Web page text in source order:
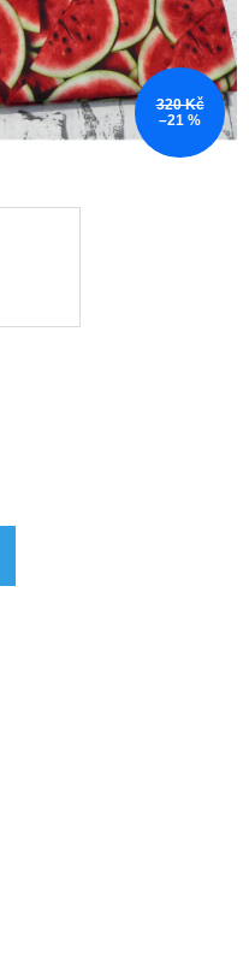
320 Kč
–21 %